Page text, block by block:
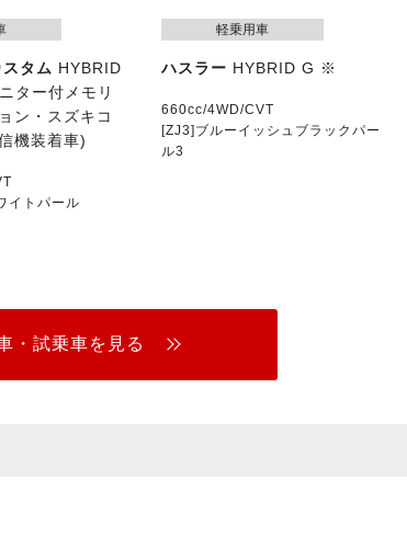
タム HYBRID
ター付メモリ
ン・スズキコ
機装着車)
イトパール
軽乗用車
ハスラー HYBRID G ※
660cc/4WD/CVT
[ZJ3]ブルーイッシュブラックパー
ル3
・試乗車を見る